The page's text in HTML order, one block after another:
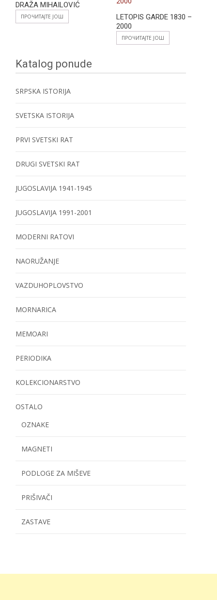
DRAŽA MIHAILOVIĆ
ПРОЧИТАЈТЕ ЈОШ
LETOPIS GARDE 1830 –
2000
ПРОЧИТАЈТЕ ЈОШ
Katalog ponude
SRPSKA ISTORIJA
SVETSKA ISTORIJA
PRVI SVETSKI RAT
DRUGI SVETSKI RAT
JUGOSLAVIJA 1941-1945
JUGOSLAVIJA 1991-2001
MODERNI RATOVI
NAORUŽANJE
VAZDUHOPLOVSTVO
MORNARICA
MEMOARI
PERIODIKA
KOLEKCIONARSTVO
OSTALO
OZNAKE
MAGNETI
PODLOGE ZA MIŠEVE
PRIŠIVAČI
ZASTAVE